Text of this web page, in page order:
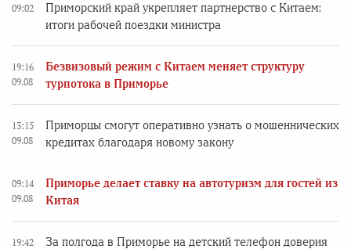
09:02
Приморский край укрепляет партнерство с Китаем:
итоги рабочей поездки министра
19:16
09.08
Безвизовый режим с Китаем меняет структуру
турпотока в Приморье
13:15
09.08
Приморцы смогут оперативно узнать о мошеннических
кредитах благодаря новому закону
09:14
09.08
Приморье делает ставку на автотуризм для гостей из
Китая
19:42
За полгода в Приморье на детский телефон доверия